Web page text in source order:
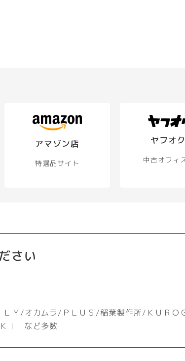
アマゾン店
特選品サイト
ヤフオ
中古オフィ
さい
Ｙ/オカムラ/ＰＬＵＳ/稲葉製作所/ＫＵＲＯ
Ｉ など多数